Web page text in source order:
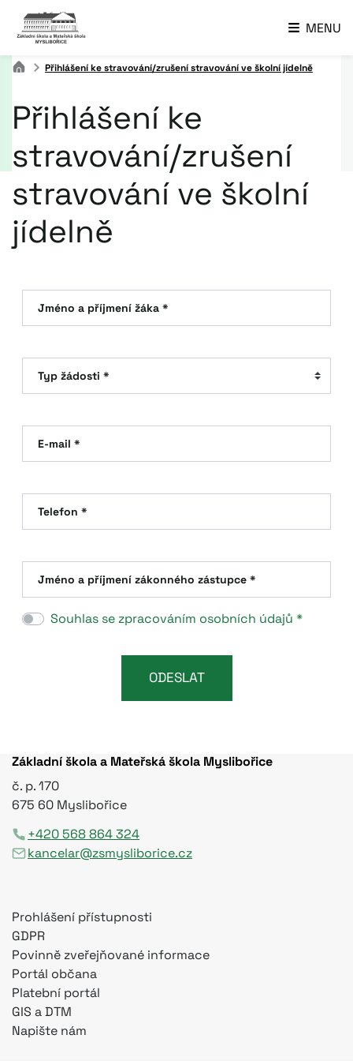
MENU
Přihlášení ke stravování/zrušení stravování ve školní jídelně
Přihlášení ke
stravování/zrušení
stravování ve školní
jídelně
Jméno a příjmení žáka *
Typ žádosti *
E-mail *
Telefon *
Jméno a příjmení zákonného zástupce *
Souhlas se zpracováním osobních údajů *
Základní škola a Mateřská škola Myslibořice
č. p. 170
675 60 Myslibořice
+420 568 864 324
kancelar@zsmysliborice.cz
Prohlášení přístupnosti
GDPR
Povinně zveřejňované informace
Portál občana
Platební portál
GIS a DTM
Napište nám